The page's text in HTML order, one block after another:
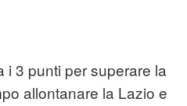
i 3 punti per superare la
allontanare la Lazio e